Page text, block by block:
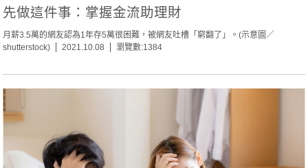
先做這件事：掌握金流助理財
月薪3.5萬的網友認為1年存5萬很困難，被網友吐槽「窮翻了」。(示意圖／
shutterstock)
2021.10.08 瀏覽數:1384